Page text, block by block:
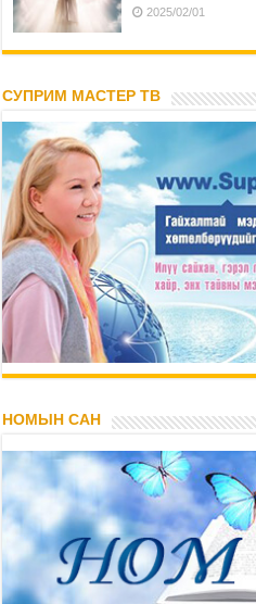
2025/02/01
СУПРИМ МАСТЕР ТВ
НОМЫН САН